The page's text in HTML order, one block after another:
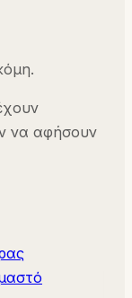
να αφήσουν